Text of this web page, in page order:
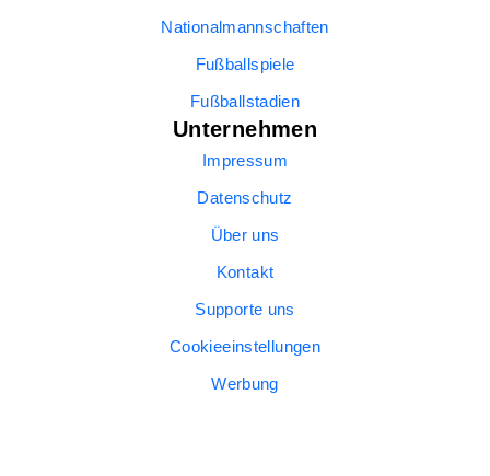
Nationalmannschaften
Fußballspiele
Fußballstadien
Unternehmen
Impressum
Datenschutz
Über uns
Kontakt
Supporte uns
Cookieeinstellungen
Werbung